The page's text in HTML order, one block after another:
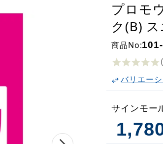
プロモ
ク(B)
商品No:
バリエー
サインモー